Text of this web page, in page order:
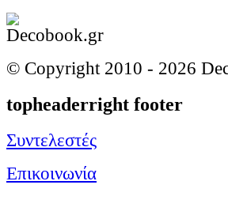
© Copyright 2010 - 2026
topheaderright footer
Συντελεστές
Επικοινωνία